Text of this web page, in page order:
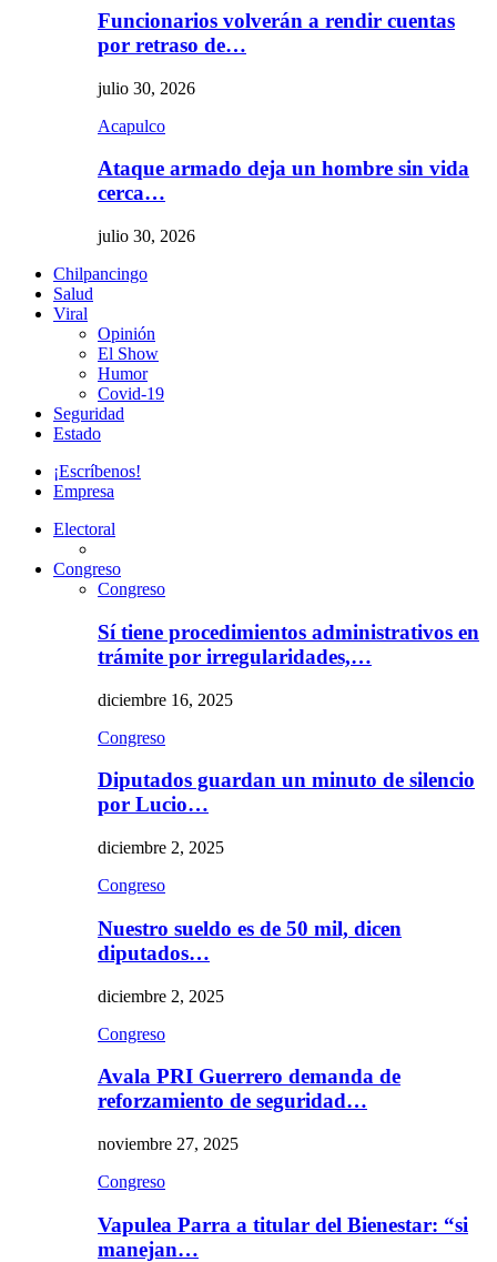
Funcionarios volverán a rendir cuentas
por retraso de…
julio 30, 2026
Acapulco
Ataque armado deja un hombre sin vida
cerca…
julio 30, 2026
Chilpancingo
Salud
Viral
Opinión
El Show
Humor
Covid-19
Seguridad
Estado
¡Escríbenos!
Empresa
Electoral
Congreso
Congreso
Sí tiene procedimientos administrativos en
trámite por irregularidades,…
diciembre 16, 2025
Congreso
Diputados guardan un minuto de silencio
por Lucio…
diciembre 2, 2025
Congreso
Nuestro sueldo es de 50 mil, dicen
diputados…
diciembre 2, 2025
Congreso
Avala PRI Guerrero demanda de
reforzamiento de seguridad…
noviembre 27, 2025
Congreso
Vapulea Parra a titular del Bienestar: “si
manejan…